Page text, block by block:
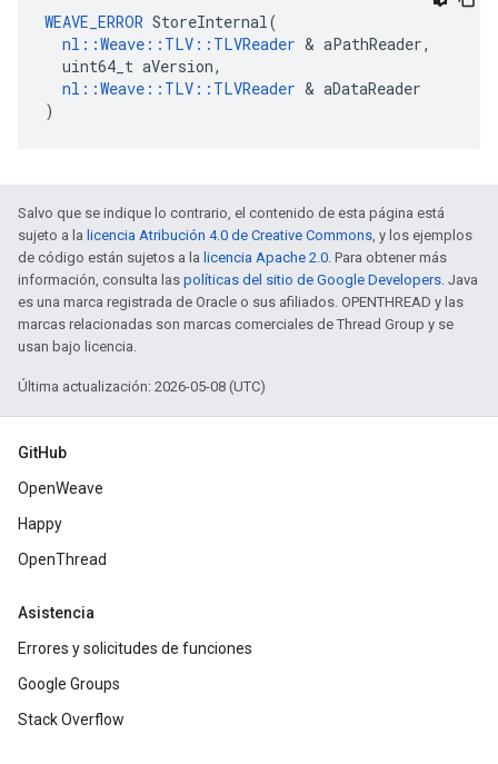
WEAVE_ERROR StoreInternal(
nl::Weave::TLV::TLVReader & aPathReader,
  uint64_t aVersion,
nl::Weave::TLV::TLVReader & aDataReader
)
Salvo que se indique lo contrario, el contenido de esta página está
sujeto a la licencia Atribución 4.0 de Creative Commons, y los ejemplos
de código están sujetos a la licencia Apache 2.0. Para obtener más
información, consulta las políticas del sitio de Google Developers. Java
es una marca registrada de Oracle o sus afiliados. OPENTHREAD y las
marcas relacionadas son marcas comerciales de Thread Group y se
usan bajo licencia.
Última actualización: 2026-05-08 (UTC)
GitHub
OpenWeave
Happy
OpenThread
Asistencia
Errores y solicitudes de funciones
Google Groups
Stack Overflow